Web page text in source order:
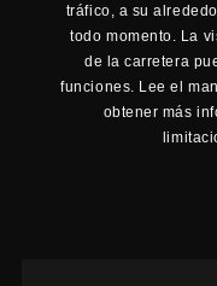
tráfico, a su
todo momento. La
de la carretera
funciones. Lee el
obtener más